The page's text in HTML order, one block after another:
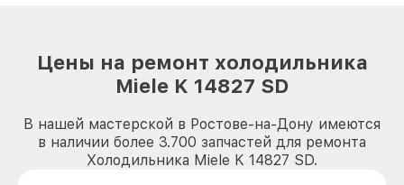
Цены на ремонт холодильника
Miele K 14827 SD
В нашей мастерской в Ростове-на-Дону имеются
в наличии более 3.700 запчастей для ремонта
Холодильника Miele K 14827 SD.